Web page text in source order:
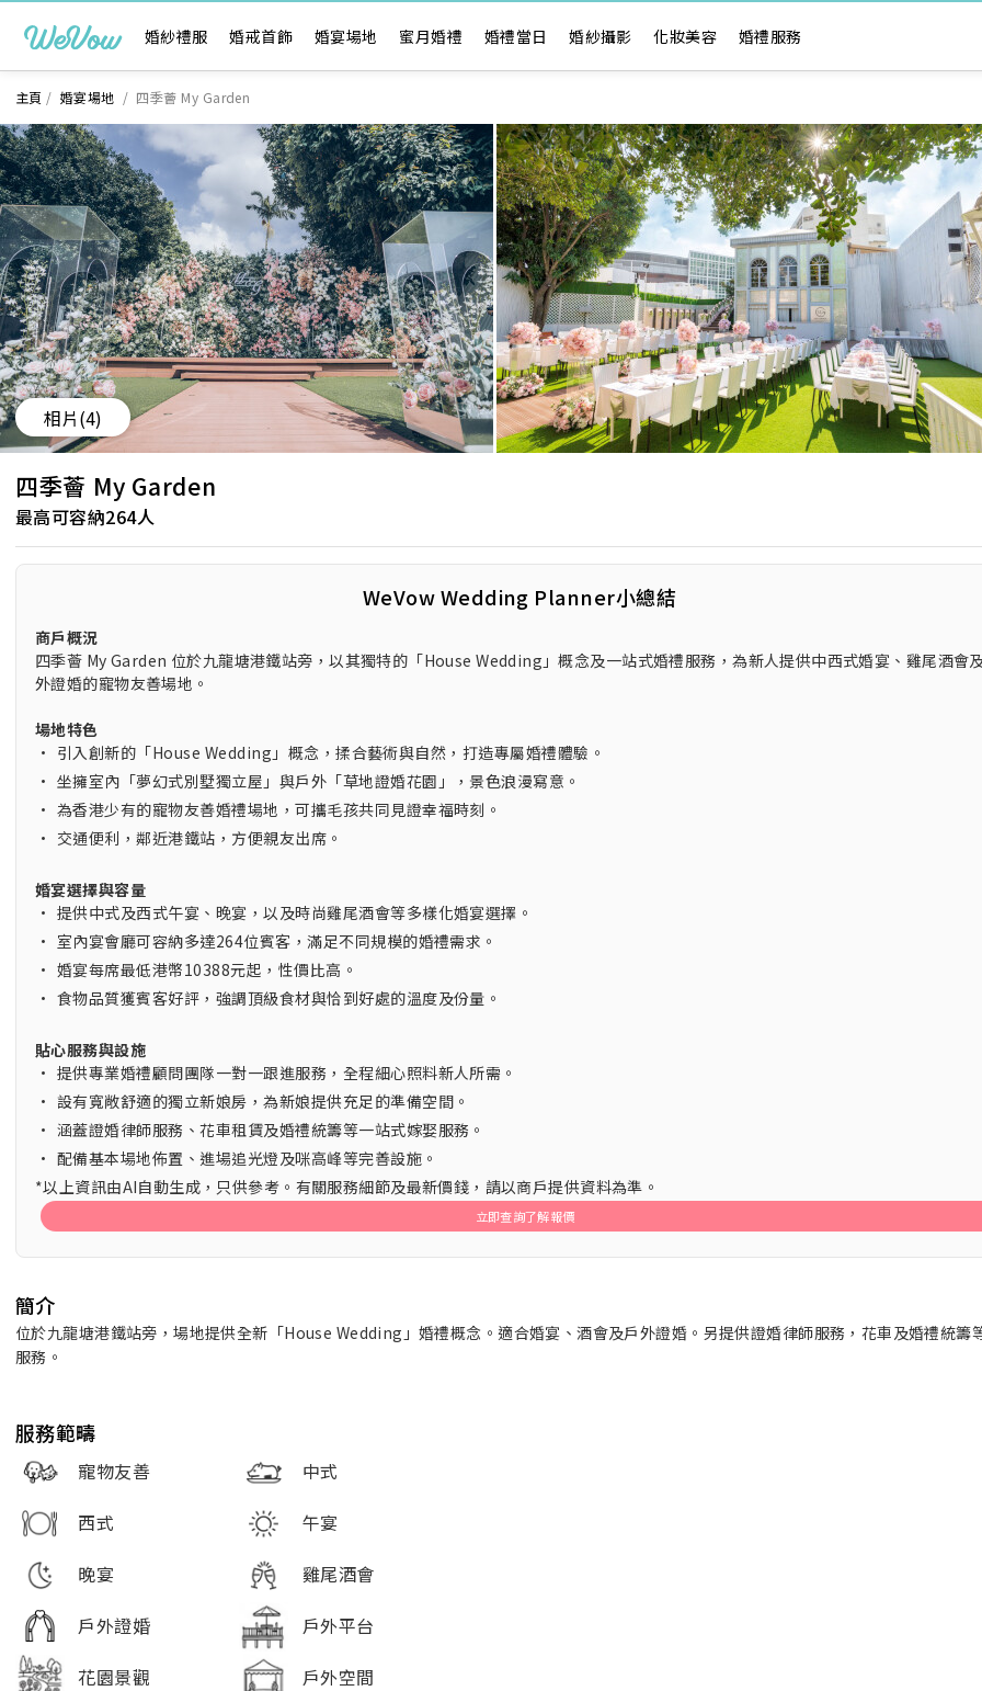
婚紗禮服 婚戒首飾 婚宴場地 蜜月婚禮 婚禮當日 婚紗攝影 化妝美容 婚禮服務
主頁 / 婚宴場地 / 四季薈 My Garden
相片(4)
四季薈 My Garden
最高可容納264人
WeVow Wedding Planner小總結
商戶概況
四季薈 My Garden 位於九龍塘港鐵站旁，以其獨特的「House Wedding」概念及一站式婚禮服務，為新人提供中西式婚宴、雞尾酒會
外證婚的寵物友善場地。
場地特色
• 引入創新的「House Wedding」概念，揉合藝術與自然，打造專屬婚禮體驗。
• 坐擁室內「夢幻式別墅獨立屋」與戶外「草地證婚花園」，景色浪漫寫意。
• 為香港少有的寵物友善婚禮場地，可攜毛孩共同見證幸福時刻。
• 交通便利，鄰近港鐵站，方便親友出席。
婚宴選擇與容量
• 提供中式及西式午宴、晚宴，以及時尚雞尾酒會等多樣化婚宴選擇。
• 室內宴會廳可容納多達264位賓客，滿足不同規模的婚禮需求。
• 婚宴每席最低港幣10388元起，性價比高。
• 食物品質獲賓客好評，強調頂級食材與恰到好處的溫度及份量。
貼心服務與設施
• 提供專業婚禮顧問團隊一對一跟進服務，全程細心照料新人所需。
• 設有寬敞舒適的獨立新娘房，為新娘提供充足的準備空間。
• 涵蓋證婚律師服務、花車租賃及婚禮統籌等一站式嫁娶服務。
• 配備基本場地佈置、進場追光燈及咪高峰等完善設施。
*以上資訊由AI自動生成，只供參考。有關服務細節及最新價錢，請以商戶提供資料為準。
立即查詢了解報價
簡介
位於九龍塘港鐵站旁，場地提供全新「House Wedding」婚禮概念。適合婚宴、酒會及戶外證婚。另提供證婚律師服務，花車及婚禮統籌
服務。
服務範疇
寵物友善
中式
西式
午宴
晚宴
雞尾酒會
戶外證婚
戶外平台
花園景觀
戶外空間